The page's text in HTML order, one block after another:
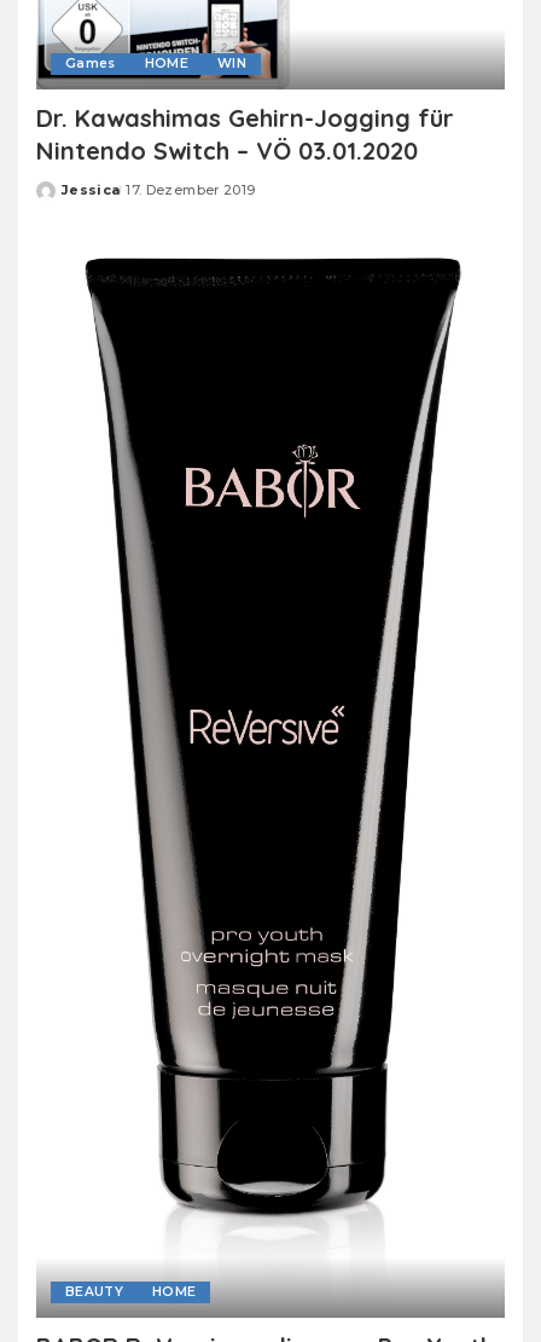
Games HOME WIN
Dr. Kawashimas Gehirn-Jogging für
Nintendo Switch – VÖ 03.01.2020
Posted
Jessica 17. Dezember 2019
BEAUTY HOME